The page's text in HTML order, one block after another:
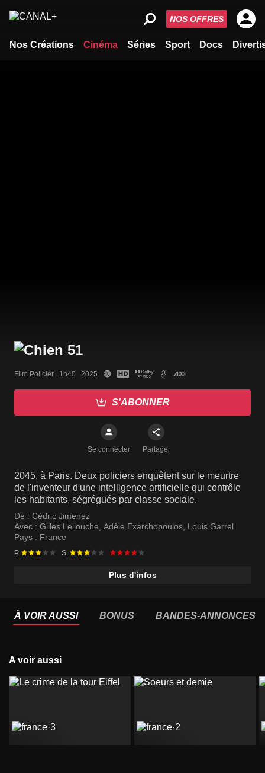
Nos Créations Cinéma Séries Sport Docs
NOS OFFRES
Film Policier   1h40   2025
S'ABONNER
Se connecter Partager
2045, à Paris. Deux policiers enquêtent sur le meurtre
de l'inventeur d'une intelligence artificielle qui contrôle
les habitants, ségrégués par classe sociale.
De : Cédric Jimenez
Avec : Gilles Lellouche, Adèle Exarchopoulos, Louis Garrel
Pays : France
P. S.
Plus d'infos
À VOIR AUSSI BONUS BANDES-ANNONCES
A voir aussi